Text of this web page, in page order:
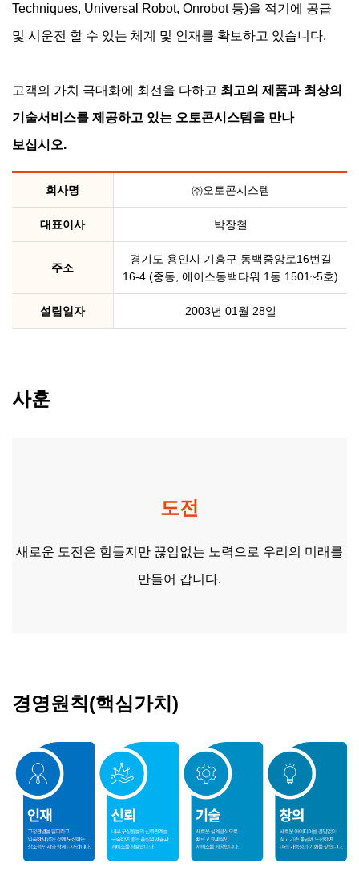
Techniques, Universal Robot, Onrobot 등)을 적기에 공급
및 시운전 할 수 있는 체계 및 인재를 확보하고 있습니다.
고객의 가치 극대화에 최선을 다하고 최고의 제품과 최상의
기술서비스를 제공하고 있는 오토콘시스템을 만나
보십시오.
회사명 ㈜오토콘시스템
대표이사 박장철
주소
경기도 용인시 기흥구 동백중앙로16번길
16-4 (중동, 에이스동백타워 1동 1501~5호)
설립일자 2003년 01월 28일
사훈
도전
새로운 도전은 힘들지만 끊임없는 노력으로 우리의 미래를
만들어 갑니다.
경영원칙(핵심가치)